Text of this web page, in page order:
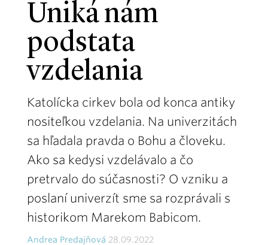
Uniká nám
podstata
vzdelania
Katolícka cirkev bola od konca antiky
nositeľkou vzdelania. Na univerzitách
sa hľadala pravda o Bohu a človeku.
Ako sa kedysi vzdelávalo a čo
pretrvalo do súčasnosti? O vzniku a
poslaní univerzít sme sa rozprávali s
historikom Marekom Babicom.
Andrea Predajňová 28.09.2022